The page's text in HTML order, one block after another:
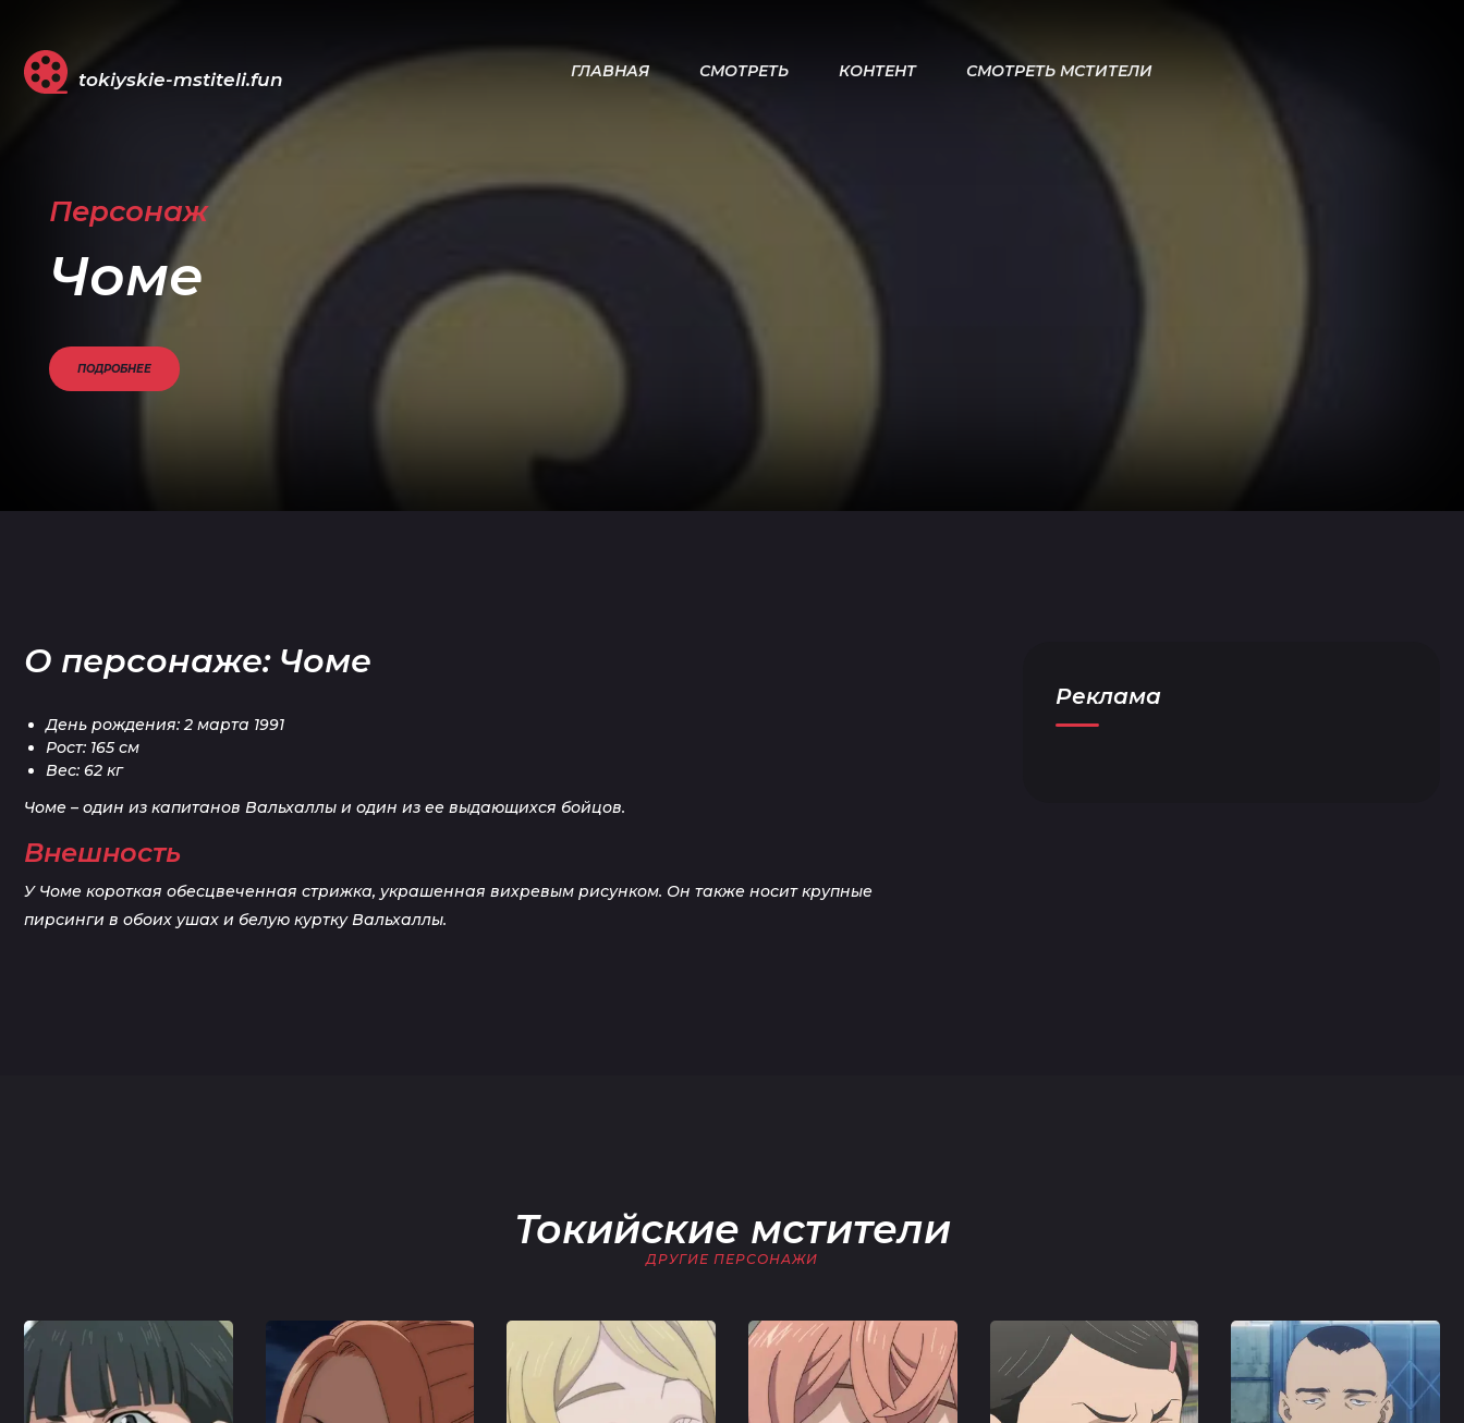
tokiyskie-mstiteli.fun ГЛАВНАЯ СМОТРЕТЬ КОНТЕНТ СМОТРЕТЬ МСТИТЕЛИ
Персонаж
Чоме
ПОДРОБНЕЕ
О персонаже: Чоме
День рождения: 2 марта 1991
Рост: 165 см
Вес: 62 кг
Чоме – один из капитанов Вальхаллы и один из ее выдающихся бойцов.
Внешность
У Чоме короткая обесцвеченная стрижка, украшенная вихревым рисунком. Он также носит крупные
пирсинги в обоих ушах и белую куртку Вальхаллы.
Реклама
Токийские мстители
ДРУГИЕ ПЕРСОНАЖИ